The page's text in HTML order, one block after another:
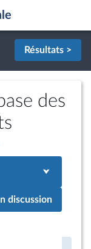
Résultats >
des
discussion